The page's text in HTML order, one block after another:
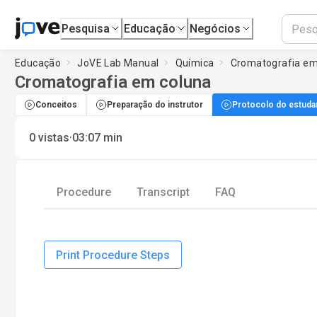
Pesquisa Educação Negócios
Educação JoVE Lab Manual Química Cromatografia
Cromatografia em coluna
Conceitos Preparação do instrutor Protocolo do
0 vistas·03:07 min
Procedure Transcript FAQ
Print Procedure Steps